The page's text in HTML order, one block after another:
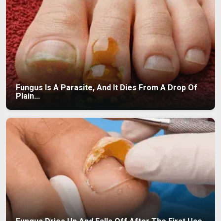
Fungus Is A Parasite, And It Dies From A Drop Of
Plain...